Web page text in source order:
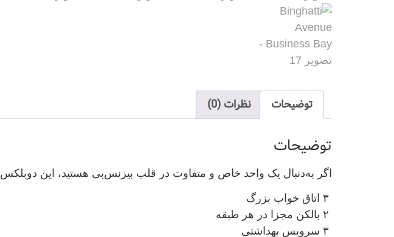
توضیحات نظرات (0)
توضیحات
اگر به‌دنبال یک واحد خاص و متفاوت در قلب بیزنس‌بی هستید، این دوبلکس ۱۳۲ متری انتخابی ایده‌آل برای زندگی یا سرمایه‌گذاری است.